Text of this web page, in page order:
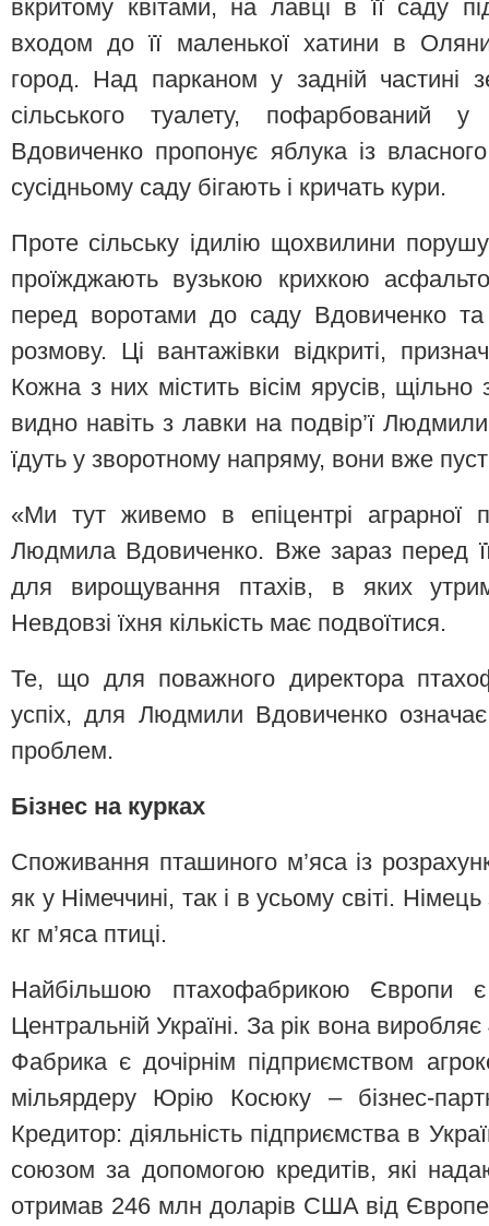
вкритому квітами, на лавці в її саду
входом до її маленької хатини в
город. Над парканом у задній частині
сільського туалету, пофарбований
Вдовиченко пропонує яблука із
сусідньому саду бігають і кричать кури.
Проте сільську ідилію щохвилини
проїжджають вузькою крихкою
перед воротами до саду Вдовиченко
розмову. Ці вантажівки відкриті,
Кожна з них містить вісім ярусів,
видно навіть з лавки на подвір’ї
їдуть у зворотному напряму, вони вже
«Ми тут живемо в епіцентрі аграрної
Людмила Вдовиченко. Вже зараз перед
для вирощування птахів, в яких
Невдовзі їхня кількість має подвоїтися.
Те, що для поважного директора
успіх, для Людмили Вдовиченко
проблем.
Бізнес на курках
Споживання пташиного м’яса із
як у Німеччині, так і в усьому світі.
кг м’яса птиці.
Найбільшою птахофабрикою Європи
Центральній Україні. За рік вона
Фабрика є дочірнім підприємством
мільярдеру Юрію Косюку – бізнес-
Кредитор: діяльність підприємства в
союзом за допомогою кредитів, які
отримав 246 млн доларів США від